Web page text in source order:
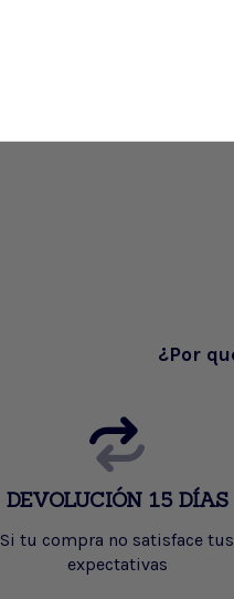
¿Por
DEVOLUCIÓN 15 DÍAS
Si tu compra no satisface tus
expectativas